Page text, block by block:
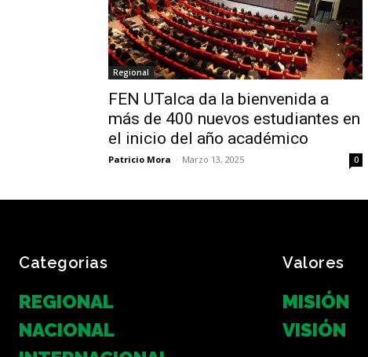
Regional
FEN UTalca da la bienvenida a
más de 400 nuevos estudiantes en
el inicio del año académico
Patricio Mora - Marzo 13, 2025 0
Categorias
REGIONAL
NACIONAL
Valores
MISIÓN
VISIÓN